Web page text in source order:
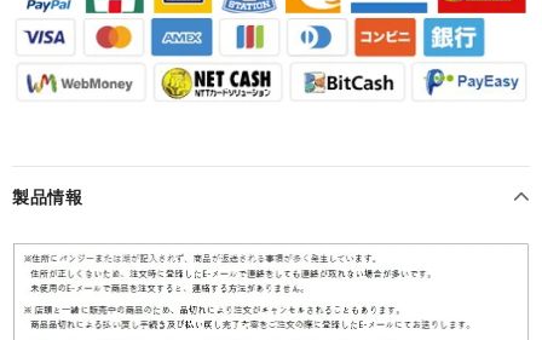
製品情報